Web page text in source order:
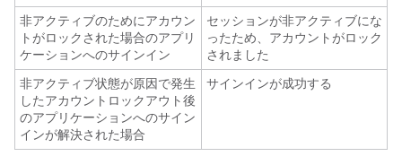
非アクティブのためにアカウン
トがロックされた場合のアプリ
ケーションへのサインイン
セッションが非アクティブにな
ったため、アカウントがロック
されました
非アクティブ状態が原因で発生
したアカウントロックアウト後
のアプリケーションへのサイン
インが解決された場合
サインインが成功する